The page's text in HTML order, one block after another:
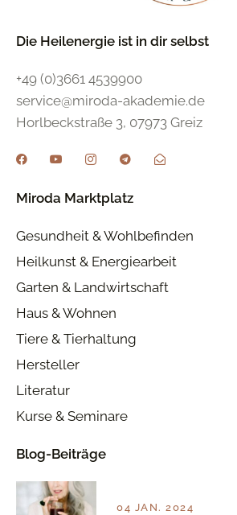
Die Heilenergie ist in dir selbst
+49 (0)3661 4539900
service@miroda-akademie.de
Horlbeckstraße 3, 07973 Greiz
Miroda Marktplatz
Gesundheit & Wohlbefinden
Heilkunst & Energiearbeit
Garten & Landwirtschaft
Haus & Wohnen
Tiere & Tierhaltung
Hersteller
Literatur
Kurse & Seminare
Blog-Beiträge
04 JAN. 2024